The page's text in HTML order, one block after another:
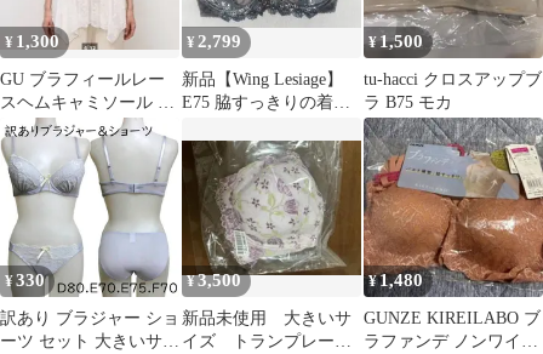
¥ 1,300
GU ブラフィールレー
スヘムキャミソール ホ
ワイト
¥ 2,799
新品【Wing Lesiage】
E75 脇すっきりの着や
¥1,500
tu-hacci クロスアップブ
ラ B75 モカ
¥330
訳あり ブラジャー ショ
ーツ セット 大きいサイ
¥3,500
新品未使用 大きいサ
イズ トランプレース
¥1,480
GUNZE KIREILABO ブ
ラファンデ ノンワイヤ